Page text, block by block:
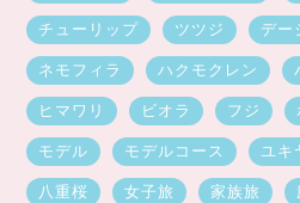
チューリップ ツツジ デー
ネモフィラ ハクモクレン
ヒマワリ ビオラ フジ
モデル モデルコース ユキ
八重桜 女子旅 家族旅